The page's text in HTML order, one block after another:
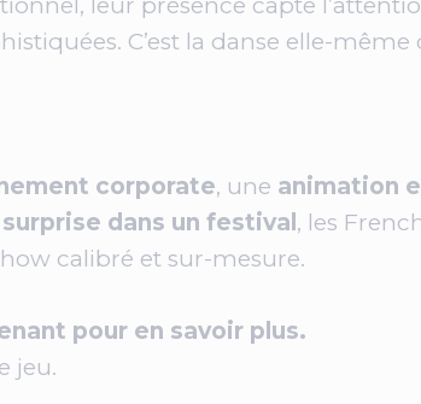
C’est la danse elle-
corporate, une animation
dans un festival , les
calibré et sur-mesure.
pour en savoir plus.
jeu.